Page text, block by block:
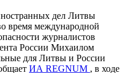
дел Литвы
время международной
журналистов
России Михаилом
для Литвы и России
ИА REGNUM , в ходе